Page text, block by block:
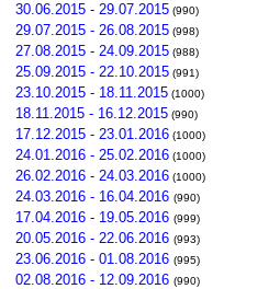
30.06.2015 - 29.07.2015 (990)
29.07.2015 - 26.08.2015 (998)
27.08.2015 - 24.09.2015 (988)
25.09.2015 - 22.10.2015 (991)
23.10.2015 - 18.11.2015 (1000)
18.11.2015 - 16.12.2015 (990)
17.12.2015 - 23.01.2016 (1000)
24.01.2016 - 25.02.2016 (1000)
26.02.2016 - 24.03.2016 (1000)
24.03.2016 - 16.04.2016 (990)
17.04.2016 - 19.05.2016 (999)
20.05.2016 - 22.06.2016 (993)
23.06.2016 - 01.08.2016 (995)
02.08.2016 - 12.09.2016 (990)